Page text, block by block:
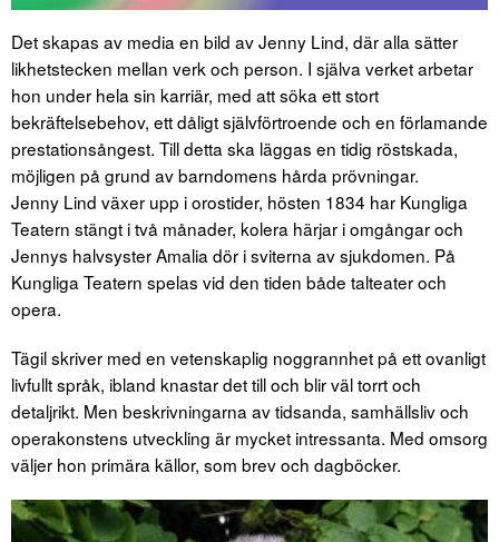
Det skapas av media en bild av Jenny Lind, där alla sätter
likhetstecken mellan verk och person. I själva verket arbetar
hon under hela sin karriär, med att söka ett stort
bekräftelsebehov, ett dåligt självförtroende och en förlamande
prestationsångest. Till detta ska läggas en tidig röstskada,
möjligen på grund av barndomens hårda prövningar.
Jenny Lind växer upp i orostider, hösten 1834 har Kungliga
Teatern stängt i två månader, kolera härjar i omgångar och
Jennys halvsyster Amalia dör i sviterna av sjukdomen. På
Kungliga Teatern spelas vid den tiden både talteater och
opera.
Tägil skriver med en vetenskaplig noggrannhet på ett ovanligt
livfullt språk, ibland knastar det till och blir väl torrt och
detaljrikt. Men beskrivningarna av tidsanda, samhällsliv och
operakonstens utveckling är mycket intressanta. Med omsorg
väljer hon primära källor, som brev och dagböcker.